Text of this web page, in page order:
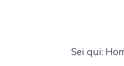
Sei qui: